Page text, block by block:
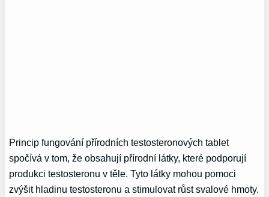
Princip fungování přírodních testosteronových tablet
spočívá v tom, že obsahují přírodní látky, které podporují
produkci testosteronu v těle. Tyto látky mohou pomoci
zvýšit hladinu testosteronu a stimulovat růst svalové hmoty.